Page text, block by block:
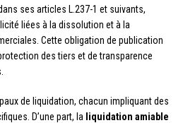
ses articles L.237-1 et suivants,
liées à la dissolution et à la
Cette obligation de publication
des tiers et de transparence
de liquidation, chacun impliquant des
D’une part, la liquidation amiable